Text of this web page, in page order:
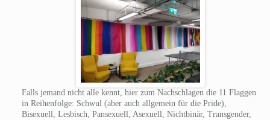
Falls jemand nicht alle kennt, hier zum Nachschlagen die 11 Flaggen
in Reihenfolge: Schwul (aber auch allgemein für die Pride),
Bisexuell, Lesbisch, Pansexuell, Asexuell, Nichtbinär, Transgender,